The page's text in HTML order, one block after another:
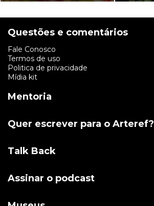
Questões e comentários
Fale Conosco
Termos de uso
Politica de privacidade
Mídia kit
Mentoria
Quer escrever para o Arteref?
Talk Back
Assinar o podcast